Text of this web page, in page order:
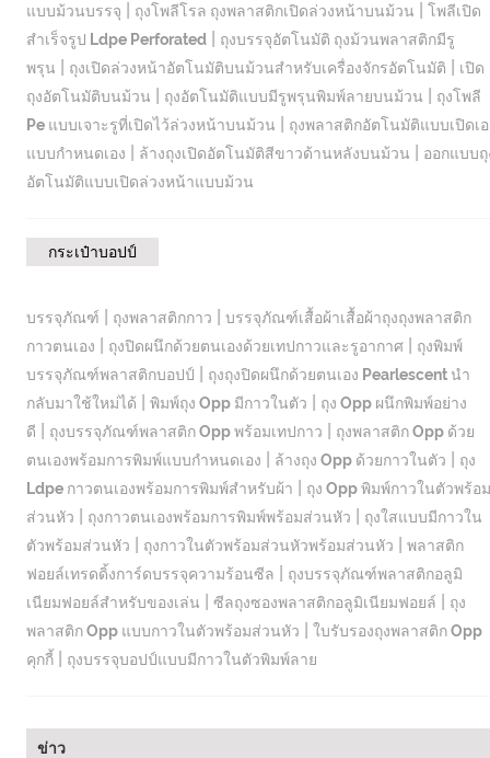
แบบม้วนบรรจุ
ถุงโพลีโรล ถุงพลาสติกเปิดล่วงหน้าบนม้วน
โพลีเปิด
สำเร็จรูป Ldpe Perforated|
ถุงบรรจุอัตโนมัติ ถุงม้วนพลาสติกมีรู
พรุน
ถุงเปิดล่วงหน้าอัตโนมัติบนม้วนสำหรับเครื่องจักรอัตโนมัติ
เปิด
ถุงอัตโนมัติบนม้วน
ถุงอัตโนมัติแบบมีรูพรุนพิมพ์ลายบนม้วน
ถุงโพลี
Pe แบบเจาะรูที่เปิดไว้ล่วงหน้าบนม้วน
ถุงพลาสติกอัตโนมัติแบบเปิดเ
แบบกำหนดเอง
ล้างถุงเปิดอัตโนมัติสีขาวด้านหลังบนม้วน
ออกแบบถุ
อัตโนมัติแบบเปิดล่วงหน้าแบบม้วน
กระเป๋าบอปป์
บรรจุภัณฑ์ ถุงพลาสติกกาว
บรรจุภัณฑ์เสื้อผ้าเสื้อผ้าถุงถุงพลาสติก
กาวตนเอง
ถุงปิดผนึกด้วยตนเองด้วยเทปกาวและรูอากาศ|
ถุงพิมพ์
บรรจุภัณฑ์พลาสติกบอปป์
ถุงถุงปิดผนึกด้วยตนเอง Pearlescent นำ
กลับมาใช้ใหม่ได้
พิมพ์ถุง Opp มีกาวในตัว
ถุง Opp ผนึกพิมพ์อย่าง
ดี
ถุงบรรจุภัณฑ์พลาสติก Opp พร้อมเทปกาว
ถุงพลาสติก Opp ด้วย
ตนเองพร้อมการพิมพ์แบบกำหนดเอง
ล้างถุง Opp ด้วยกาวในตัว
ถุง
Ldpe กาวตนเองพร้อมการพิมพ์สำหรับผ้า
ถุง Opp พิมพ์กาวในตัวพร้อม
ส่วนหัว
ถุงกาวตนเองพร้อมการพิมพ์พร้อมส่วนหัว
ถุงใสแบบมีกาวใน
ตัวพร้อมส่วนหัว
ถุงกาวในตัวพร้อมส่วนหัวพร้อมส่วนหัว
พลาสติก
ฟอยล์เทรดดิ้งการ์ดบรรจุความร้อนซีล
ถุงบรรจุภัณฑ์พลาสติกอลูมิ
เนียมฟอยล์สำหรับของเล่น
ซีลถุงซองพลาสติกอลูมิเนียมฟอยล์
ถุง
พลาสติก Opp แบบกาวในตัวพร้อมส่วนหัว
ใบรับรองถุงพลาสติก Opp
คุกกี้| ถุงบรรจุบอปป์แบบมีกาวในตัวพิมพ์ลาย
ข่าว